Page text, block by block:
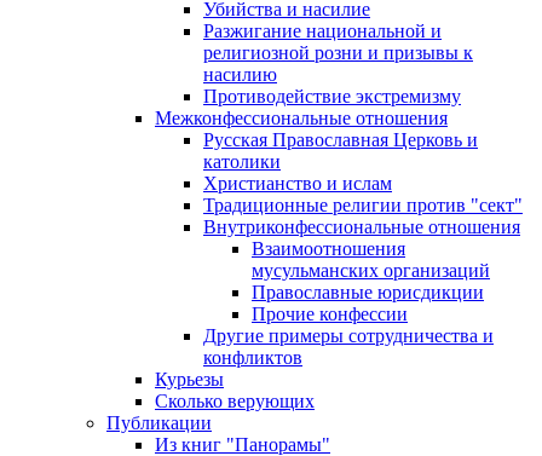
Убийства и насилие
Разжигание национальной и
религиозной розни и призывы к
насилию
Противодействие экстремизму
Межконфессиональные отношения
Русская Православная Церковь и
католики
Христианство и ислам
Традиционные религии против "сект"
Внутриконфессиональные отношения
Взаимоотношения
мусульманских организаций
Православные юрисдикции
Прочие конфессии
Другие примеры сотрудничества и
конфликтов
Курьезы
Сколько верующих
Публикации
Из книг "Панорамы"